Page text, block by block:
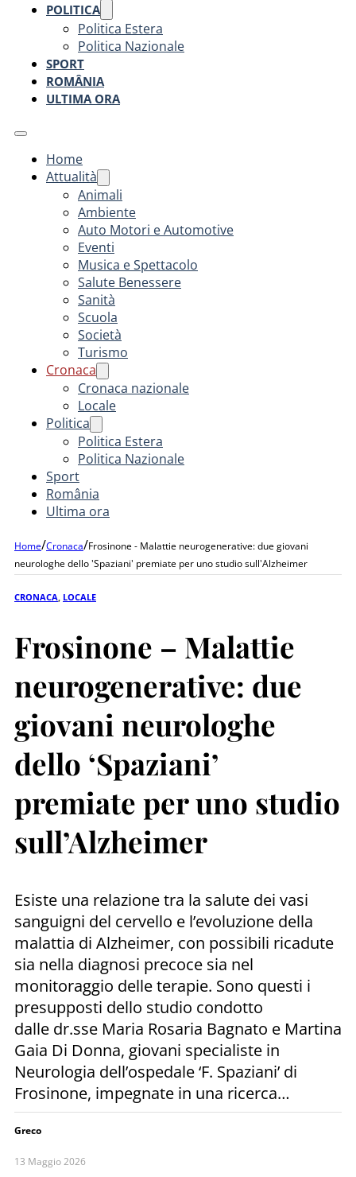
POLITICA
Politica Estera
Politica Nazionale
SPORT
ROMÂNIA
ULTIMA ORA
Home
Attualità
Animali
Ambiente
Auto Motori e Automotive
Eventi
Musica e Spettacolo
Salute Benessere
Sanità
Scuola
Società
Turismo
Cronaca
Cronaca nazionale
Locale
Politica
Politica Estera
Politica Nazionale
Sport
România
Ultima ora
Home/Cronaca/Frosinone - Malattie neurogenerative: due giovani
neurologhe dello 'Spaziani' premiate per uno studio sull'Alzheimer
CRONACA LOCALE
Frosinone – Malattie
neurogenerative: due
giovani neurologhe
dello ‘Spaziani’
premiate per uno studio
sull’Alzheimer
Esiste una relazione tra la salute dei vasi
sanguigni del cervello e l’evoluzione della
malattia di Alzheimer, con possibili ricadute
sia nella diagnosi precoce sia nel
monitoraggio delle terapie. Sono questi i
presupposti dello studio condotto
dalle dr.sse Maria Rosaria Bagnato e Martina
Gaia Di Donna, giovani specialiste in
Neurologia dell’ospedale ‘F. Spaziani’ di
Frosinone, impegnate in una ricerca…
Greco
13 Maggio 2026